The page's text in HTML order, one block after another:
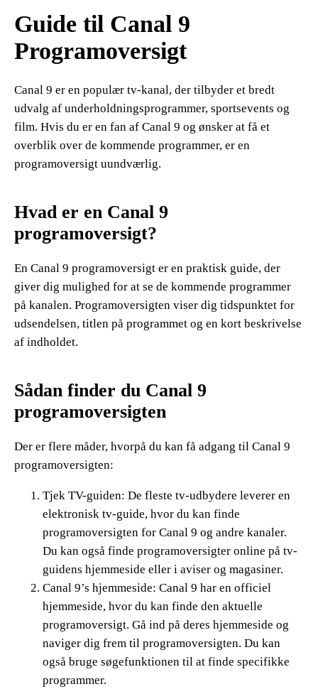
Guide til Canal 9
Programoversigt
Canal 9 er en populær tv-kanal, der tilbyder et bredt
udvalg af underholdningsprogrammer, sportsevents og
film. Hvis du er en fan af Canal 9 og ønsker at få et
overblik over de kommende programmer, er en
programoversigt uundværlig.
Hvad er en Canal 9
programoversigt?
En Canal 9 programoversigt er en praktisk guide, der
giver dig mulighed for at se de kommende programmer
på kanalen. Programoversigten viser dig tidspunktet for
udsendelsen, titlen på programmet og en kort beskrivelse
af indholdet.
Sådan finder du Canal 9
programoversigten
Der er flere måder, hvorpå du kan få adgang til Canal 9
programoversigten:
Tjek TV-guiden: De fleste tv-udbydere leverer en
elektronisk tv-guide, hvor du kan finde
programoversigten for Canal 9 og andre kanaler.
Du kan også finde programoversigter online på tv-
guidens hjemmeside eller i aviser og magasiner.
Canal 9’s hjemmeside: Canal 9 har en officiel
hjemmeside, hvor du kan finde den aktuelle
programoversigt. Gå ind på deres hjemmeside og
naviger dig frem til programoversigten. Du kan
også bruge søgefunktionen til at finde specifikke
programmer.